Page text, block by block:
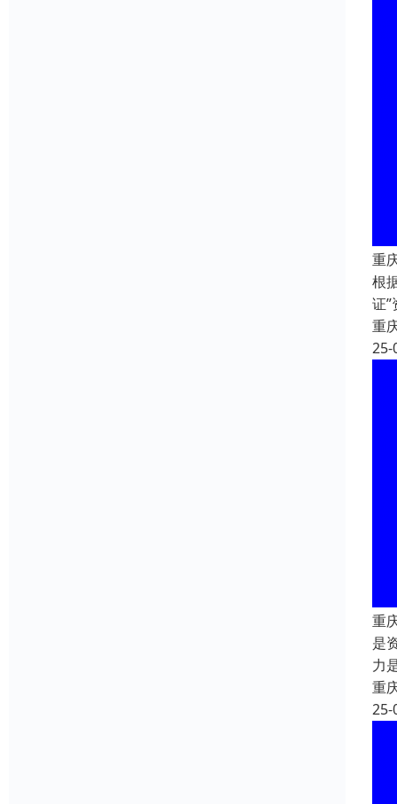
重
根
证
重
25-
重
是
力
重
25-